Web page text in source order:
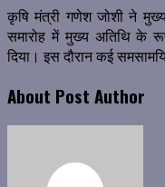
कृषि मंत्री गणेश जोशी ने
समारोह में मुख्य अतिथि के
दिया। इस दौरान कई
About Post Author